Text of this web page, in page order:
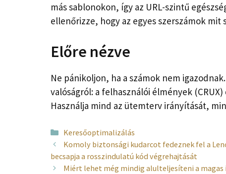
más sablonokon, így az URL-szintű
ellenőrizze, hogy az egyes szerszámok
Előre nézve
Ne pánikoljon, ha a számok nem
valóságról: a felhasználói élmények
Használja mind az ütemterv irányítását,
Kategória
Keresőoptimalizálás
Komoly biztonsági kudarcot fedeznek fel a
becsapja a rosszindulatú kód végrehajtását
Miért lehet még mindig alulteljesíteni a